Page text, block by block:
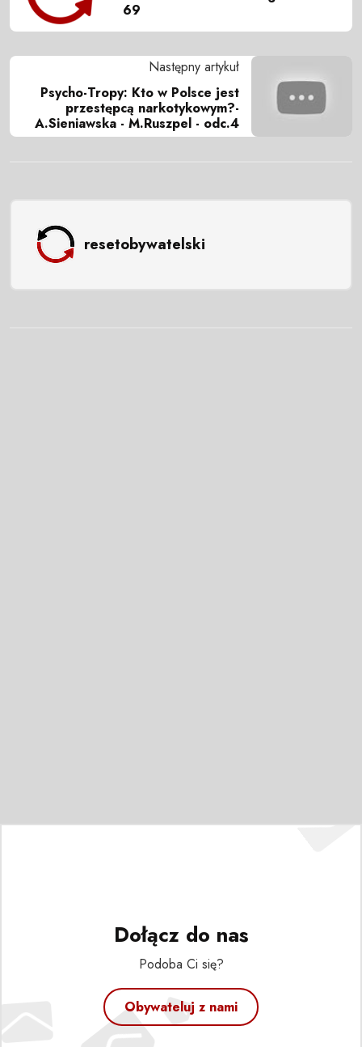
69
Następny artykuł
Psycho-Tropy: Kto w Polsce jest
przestępcą narkotykowym?-
A.Sieniawska - M.Ruszpel - odc.4
resetobywatelski
Dołącz do nas
Podoba Ci się?
Obywateluj z nami